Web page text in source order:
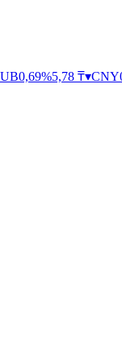
0,69%5,78 ₸▾CNY